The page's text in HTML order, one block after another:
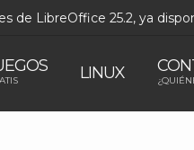
de LibreOffice 25.2, ya
LINUX